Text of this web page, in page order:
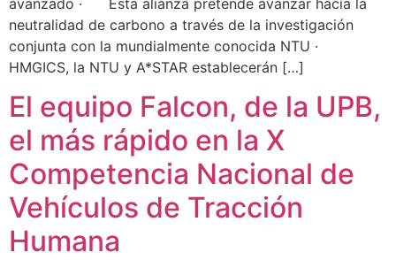
neutralidad de carbono a través de la investigación
conjunta con la mundialmente conocida NTU ·
HMGICS, la NTU y A*STAR establecerán […]
El equipo Falcon, de la UPB,
el más rápido en la X
Competencia Nacional de
Vehículos de Tracción
Humana